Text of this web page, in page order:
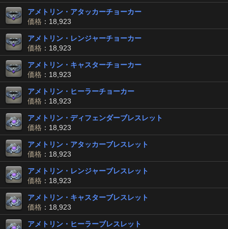
アメトリン・アタッカーチョーカー
価格 ：18,923
アメトリン・レンジャーチョーカー
価格 ：18,923
アメトリン・キャスターチョーカー
価格 ：18,923
アメトリン・ヒーラーチョーカー
価格 ：18,923
アメトリン・ディフェンダーブレスレット
価格 ：18,923
アメトリン・アタッカーブレスレット
価格 ：18,923
アメトリン・レンジャーブレスレット
価格 ：18,923
アメトリン・キャスターブレスレット
価格 ：18,923
アメトリン・ヒーラーブレスレット